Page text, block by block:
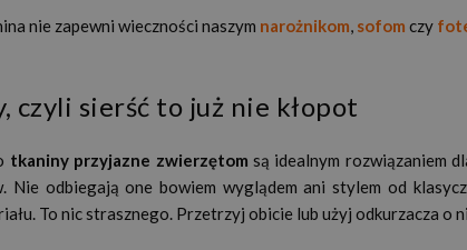
nie zapewni wieczności naszym narożnikom, sofom czy
czyli sierść to już nie kłopot
tkaniny przyjazne zwierzętom są idealnym rozwiązaniem
odbiegają one bowiem wyglądem ani stylem od
To nic strasznego. Przetrzyj obicie lub użyj odkurzacza o